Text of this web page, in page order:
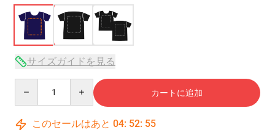
サイズガイドを見る
カートに追加
このセールはあと 04: 52: 54